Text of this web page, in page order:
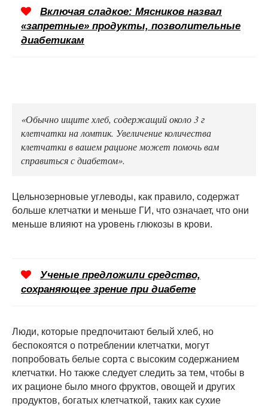
Включая сладкое: Мясников назвал
«запретные» продукты, позволительные
диабетикам
«Обычно ищите хлеб, содержащий около 3 г
клетчатки на ломтик. Увеличение количества
клетчатки в вашем рационе может помочь вам
справиться с диабетом».
Цельнозерновые углеводы, как правило, содержат
больше клетчатки и меньше ГИ, что означает, что они
меньше влияют на уровень глюкозы в крови.
Ученые предложили средство,
сохраняющее зрение при диабете
Люди, которые предпочитают белый хлеб, но
беспокоятся о потреблении клетчатки, могут
попробовать белые сорта с высоким содержанием
клетчатки. Но также следует следить за тем, чтобы в
их рационе было много фруктов, овощей и других
продуктов, богатых клетчаткой, таких как сухие